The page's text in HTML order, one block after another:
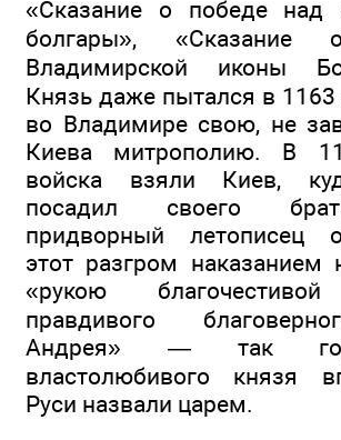
«Сказание о победе над
болгары», «Сказание
Владимирской иконы
Князь даже пытался в 1163
во Владимире свою, не
Киева митрополию. В
войска взяли Киев,
посадил своего
придворный летописец
этот разгром наказанием
«рукою
правдивого
Андрея» — так
властолюбивого князя
Руси назвали царем.